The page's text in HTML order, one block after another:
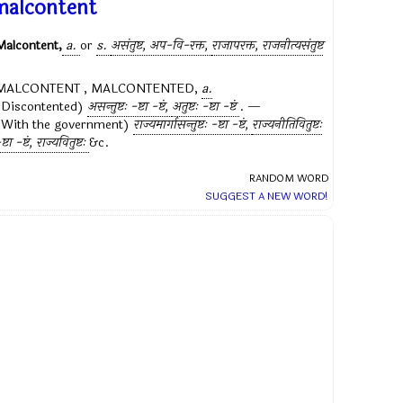
a. or s. असंतुष्ट, अप-वि-रक्त, राजापरक्त, राजनीत्यसंतुष्ट
, MALCONTENTED, a.
असन्तुष्टः -ष्टा -ष्टं, अतुष्टः -ष्टा -ष्टं . —
the government) राज्यमार्गासन्तुष्टः -ष्टा -ष्टं, राज्यनीतिवितुष्टः
-ष्टं, राज्यवितुष्टः&c.
RANDOM WORD
SUGGEST A NEW WORD!